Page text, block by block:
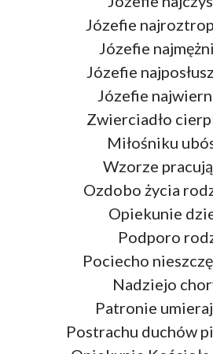
Józefie
Józefie
Józefie
Józefie
Zwierciadło
Miłośniku
Wzorze
Ozdobo życia
Opiekunie
Podporo
Pociecho
Nadziejo
Patronie
Postrachu duchów